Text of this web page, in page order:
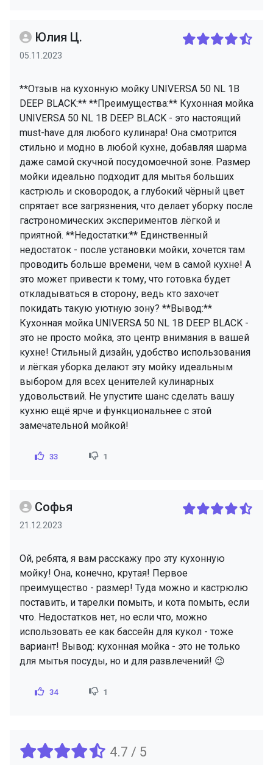
Юлия Ц.
05.11.2023
**Отзыв на кухонную мойку UNIVERSA 50 NL 1B
DEEP BLACK:** **Преимущества:** Кухонная мойка
UNIVERSA 50 NL 1B DEEP BLACK - это настоящий
must-have для любого кулинара! Она смотрится
стильно и модно в любой кухне, добавляя шарма
даже самой скучной посудомоечной зоне. Размер
мойки идеально подходит для мытья больших
кастрюль и сковородок, а глубокий чёрный цвет
спрятает все загрязнения, что делает уборку после
гастрономических экспериментов лёгкой и
приятной. **Недостатки:** Единственный
недостаток - после установки мойки, хочется там
проводить больше времени, чем в самой кухне! А
это может привести к тому, что готовка будет
откладываться в сторону, ведь кто захочет
покидать такую уютную зону? **Вывод:**
Кухонная мойка UNIVERSA 50 NL 1B DEEP BLACK -
это не просто мойка, это центр внимания в вашей
кухне! Стильный дизайн, удобство использования
и лёгкая уборка делают эту мойку идеальным
выбором для всех ценителей кулинарных
удовольствий. Не упустите шанс сделать вашу
кухню ещё ярче и функциональнее с этой
замечательной мойкой!
33 1
Софья
21.12.2023
Ой, ребята, я вам расскажу про эту кухонную
мойку! Она, конечно, крутая! Первое
преимущество - размер! Туда можно и кастрюлю
поставить, и тарелки помыть, и кота помыть, если
что. Недостатков нет, но если что, можно
использовать ее как бассейн для кукол - тоже
вариант! Вывод: кухонная мойка - это не только
для мытья посуды, но и для развлечений! 😉
34 1
4.7 / 5